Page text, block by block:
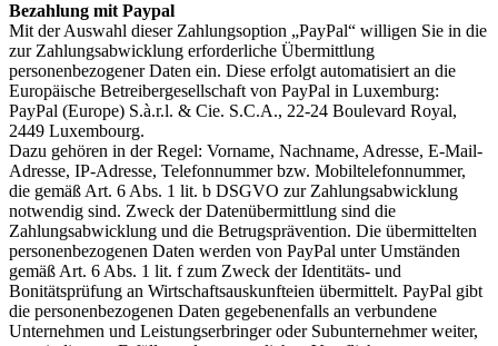
Bezahlung mit Paypal
Mit der Auswahl dieser Zahlungsoption „PayPal“ willigen Sie in die
zur Zahlungsabwicklung erforderliche Übermittlung
personenbezogener Daten ein. Diese erfolgt automatisiert an die
Europäische Betreibergesellschaft von PayPal in Luxemburg:
PayPal (Europe) S.à.r.l. & Cie. S.C.A., 22-24 Boulevard Royal,
2449 Luxembourg.
Dazu gehören in der Regel: Vorname, Nachname, Adresse, E-Mail-
Adresse, IP-Adresse, Telefonnummer bzw. Mobiltelefonnummer,
die gemäß Art. 6 Abs. 1 lit. b DSGVO zur Zahlungsabwicklung
notwendig sind. Zweck der Datenübermittlung sind die
Zahlungsabwicklung und die Betrugsprävention. Die übermittelten
personenbezogenen Daten werden von PayPal unter Umständen
gemäß Art. 6 Abs. 1 lit. f zum Zweck der Identitäts- und
Bonitätsprüfung an Wirtschaftsauskunfteien übermittelt. PayPal gibt
die personenbezogenen Daten gegebenenfalls an verbundene
Unternehmen und Leistungserbringer oder Subunternehmer weiter,